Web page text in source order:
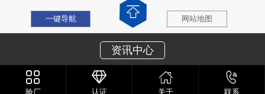
资讯中心
一键导航 网站地图
验厂 认证 关于 联系